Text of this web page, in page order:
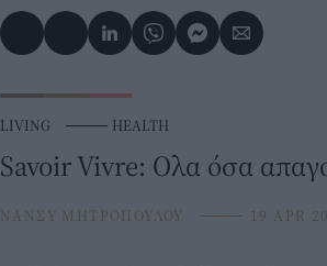
LIVING ⸻ HEALTH
Savoir Vivre: Ολα όσα
ΝΑΝΣΥ ΜΗΤΡΟΠΟΥΛΟΥ ⸻ 19 APR